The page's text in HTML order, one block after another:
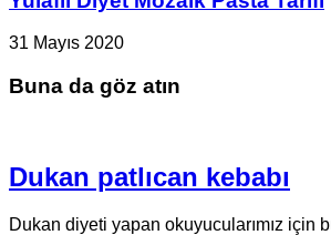
31 Mayıs 2020
Buna da göz atın
Dukan patlıcan kebabı
Dukan diyeti yapan okuyucularımız için